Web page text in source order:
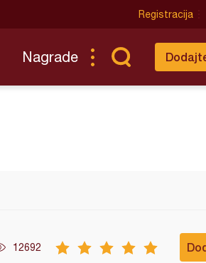
Registracija
Nagrade
12692